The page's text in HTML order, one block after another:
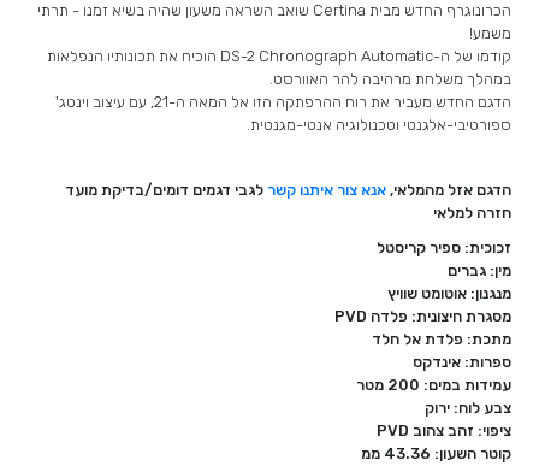
הכרונוגרף החדש מבית Certina שואב השראה משעון שהיה בשיא זמנו - תרתי
משמע!
קודמו של ה-DS-2 Chronograph Automatic הוכיח את תכונותיו הנפלאות
במהלך משלחת מרהיבה להר האוורסט.
הדגם החדש מעביר את רוח ההרפתקה הזו אל המאה ה-21, עם עיצוב וינטג'
ספורטיבי-אלגנטי וטכנולוגיה אנטי-מגנטית.
הדגם אזל מהמלאי,אנא צור איתנו קשר לגבי דגמים דומים/בדיקת מועד
חזרה למלאי
זכוכית: ספיר קריסטל
מין: גברים
מנגנון: אוטומט שוויץ
מסגרת חיצונית: פלדה PVD
מתכת: פלדת אל חלד
ספרות: אינדקס
עמידות במים: 200 מטר
צבע לוח: ירוק
ציפוי: זהב צהוב PVD
קוטר השעון: 43.36 ממ